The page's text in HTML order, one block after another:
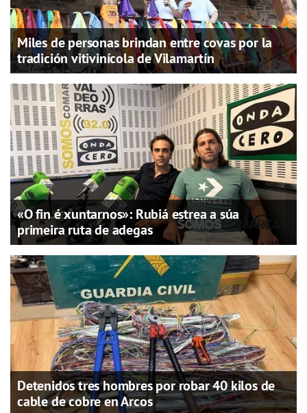
Miles de personas brindan entre covas por la
tradición vitivinícola de Vilamartín
«O fin é xuntarnos»: Rubiá estrea a súa
primeira ruta de adegas
Detenidos tres hombres por robar 40 kilos de
cable de cobre en Arcos